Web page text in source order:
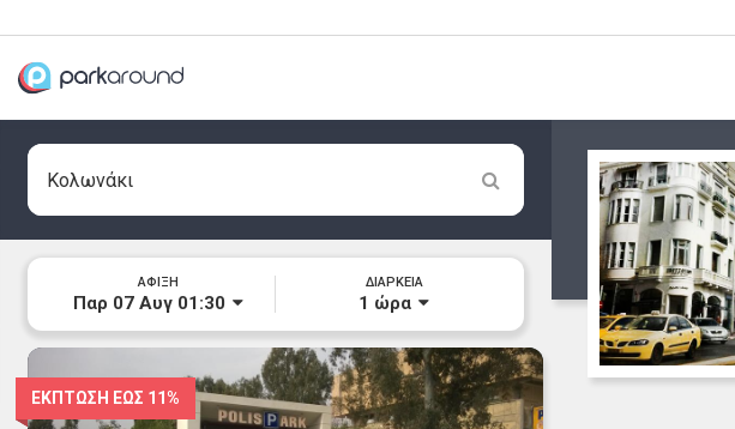
ΑΦΙΞΗ
Παρ 07 Αυγ 01:30
ΔΙΑΡΚΕΙΑ
1 ώρα
ΕΚΠΤΩΣΗ ΕΩΣ 11%